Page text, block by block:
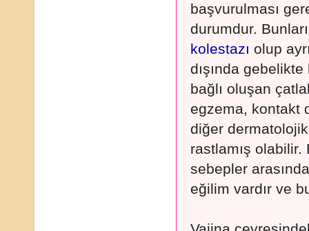
başvurulması
durumdur.
kolestazı olup
dışında
bağlı oluşan
egzema, kontakt
diğer
rastlamış
sebepler
eğilim vardır ve